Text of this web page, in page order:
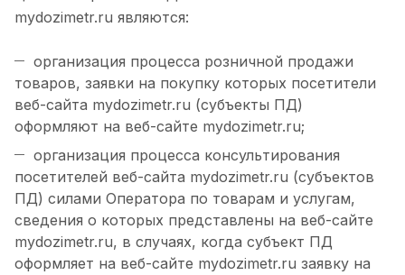
mydozimetr.ru являются:
организация процесса розничной продажи
товаров, заявки на покупку которых посетители
веб-сайта mydozimetr.ru (субъекты ПД)
оформляют на веб-сайте mydozimetr.ru;
организация процесса консультирования
посетителей веб-сайта mydozimetr.ru (субъектов
ПД) силами Оператора по товарам и услугам,
сведения о которых представлены на веб-сайте
mydozimetr.ru, в случаях, когда субъект ПД
оформляет на веб-сайте mydozimetr.ru заявку на